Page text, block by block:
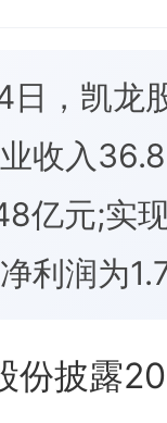
日，凯龙
收入
亿元;实
利润为
份披露